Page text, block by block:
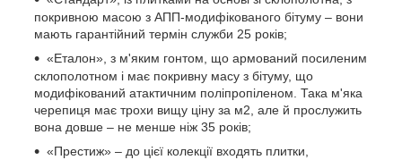
покривною масою з АПП-модифікованого бітуму – вони
мають гарантійний термін служби 25 років;
«Еталон», з м'яким гонтом, що армований посиленим
склополотном і має покривну масу з бітуму, що
модифікований атактичним поліпропіленом. Така м'яка
черепиця має трохи вищу ціну за м2, але й прослужить
вона довше – не менше ніж 35 років;
«Престиж» – до цієї колекції входять плитки,